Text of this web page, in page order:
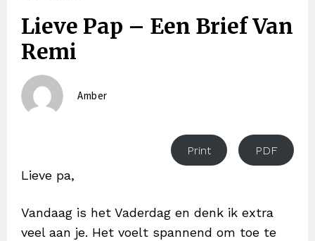
Lieve Pap – Een Brief Van
Remi
Amber
Print PDF
Lieve pa,
Vandaag is het Vaderdag en denk ik extra
veel aan je. Het voelt spannend om toe te